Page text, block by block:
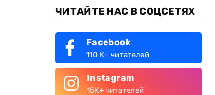
ЧИТАЙТЕ НАС В СОЦСЕТЯХ
Facebook
110 K+ читателей
Instagram
15K+ читателей